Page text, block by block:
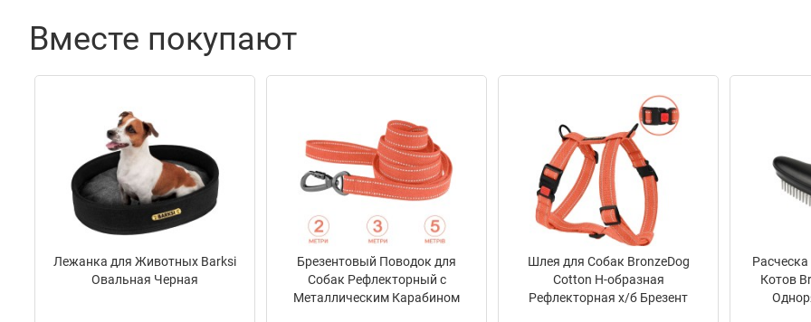
Вместе покупают
Лежанка для Животных Barksi
Овальная Черная
Брезентовый Поводок для
Собак Рефлекторный с
Металлическим Карабином
Шлея для Собак BronzeDog
Сotton Н-образная
Рефлекторная х/б Брезент
Котов